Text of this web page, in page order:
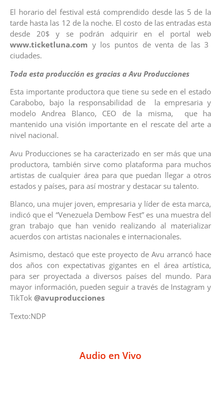
El horario del festival está comprendido desde las 5 de la
tarde hasta las 12 de la noche. El costo de las entradas esta
desde 20$ y se podrán adquirir en el portal web
www.ticketluna.com y los puntos de venta de las 3
ciudades.
Toda esta producción es gracias a Avu Producciones
Esta importante productora que tiene su sede en el estado
Carabobo, bajo la responsabilidad de la empresaria y
modelo Andrea Blanco, CEO de la misma, que ha
mantenido una visión importante en el rescate del arte a
nivel nacional.
Avu Producciones se ha caracterizado en ser más que una
productora, también sirve como plataforma para muchos
artistas de cualquier área para que puedan llegar a otros
estados y países, para así mostrar y destacar su talento.
Blanco, una mujer joven, empresaria y líder de esta marca,
indicó que el “Venezuela Dembow Fest” es una muestra del
gran trabajo que han venido realizando al materializar
acuerdos con artistas nacionales e internacionales.
Asimismo, destacó que este proyecto de Avu arrancó hace
dos años con expectativas gigantes en el área artística,
para ser proyectada a diversos países del mundo. Para
mayor información, pueden seguir a través de Instagram y
TikTok @avuproducciones
Texto:NDP
Audio en Vivo